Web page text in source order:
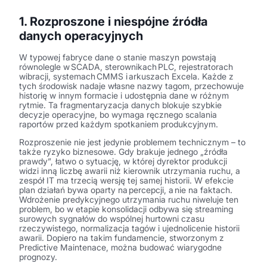
1. Rozproszone i niespójne źródła
danych operacyjnych
W typowej fabryce dane o stanie maszyn powstają
równolegle w SCADA, sterownikach PLC, rejestratorach
wibracji, systemach CMMS i arkuszach Excela. Każde z
tych środowisk nadaje własne nazwy tagom, przechowuje
historię w innym formacie i udostępnia dane w różnym
rytmie. Ta fragmentaryzacja danych blokuje szybkie
decyzje operacyjne, bo wymaga ręcznego scalania
raportów przed każdym spotkaniem produkcyjnym.
Rozproszenie nie jest jedynie problemem technicznym – to
także ryzyko biznesowe. Gdy brakuje jednego „źródła
prawdy”, łatwo o sytuację, w której dyrektor produkcji
widzi inną liczbę awarii niż kierownik utrzymania ruchu, a
zespół IT ma trzecią wersję tej samej historii. W efekcie
plan działań bywa oparty na percepcji, a nie na faktach.
Wdrożenie predykcyjnego utrzymania ruchu niweluje ten
problem, bo w etapie konsolidacji odbywa się streaming
surowych sygnałów do wspólnej hurtowni czasu
rzeczywistego, normalizacja tagów i ujednolicenie historii
awarii. Dopiero na takim fundamencie, stworzonym z
Predictive Maintenace, można budować wiarygodne
prognozy.